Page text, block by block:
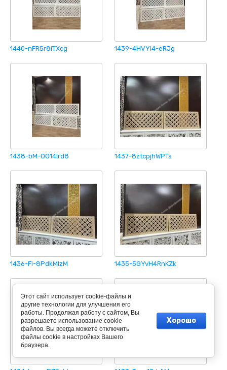
1440-nFR5r8iTXcg 1439-4HVYI4-eRJg
1438-bM-OO14lrd8 1437-8ztcpjhWPTs
1436-Fi-8PdkMIzM 1435-5GYvH4RnKZk
Этот сайт использует cookie-файлы и
другие технологии для улучшения его
работы. Продолжая работу с сайтом, Вы
разрешаете использование cookie-
файлов. Вы всегда можете отключить
файлы cookie в настройках Вашего
браузера.
Хорошо